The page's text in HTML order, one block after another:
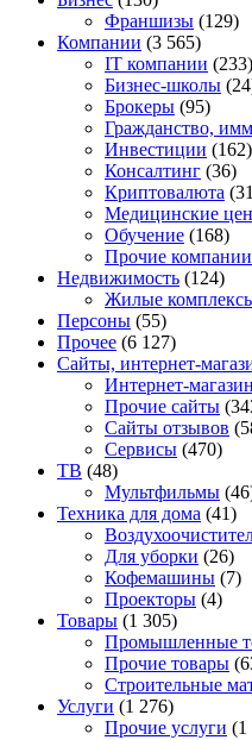
Франшизы (129)
Компании (3 565)
IT компании (233)
Бизнес-школы
Брокеры (95)
Гражданство,
Инвестиции (162)
Консалтинг (36)
Криптовалюта
Медицинские
Обучение (168)
Прочие компании
Недвижимость (124)
Жилые
Персоны (55)
Прочее (6 127)
Сайты, интернет-
Интернет-
Прочие сайты
Сайты отзывов
Сервисы (470)
ТВ (48)
Мультфильмы
Техника для дома (41)
Для уборки (26)
Кофемашины (7)
Проекторы (4)
Товары (1 305)
Промышленные
Прочие товары
Строительные
Услуги (1 276)
Прочие услуги (1